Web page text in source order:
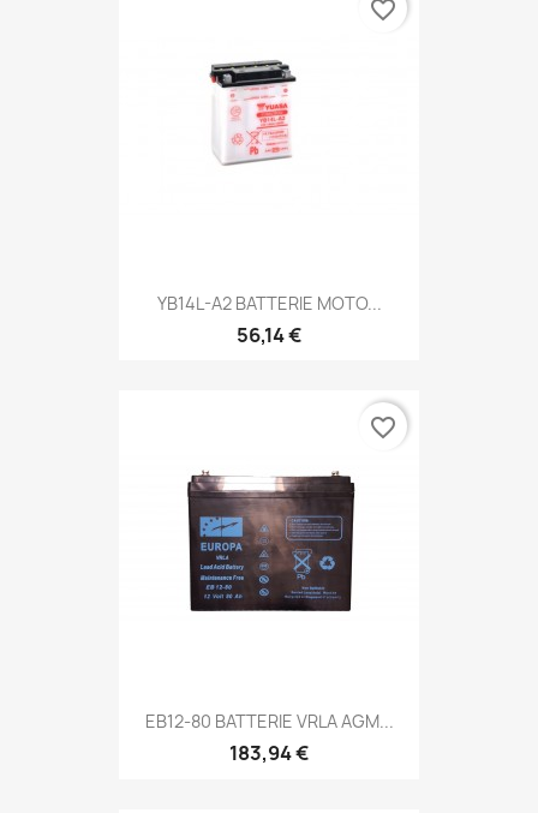
YB14L-A2 BATTERIE MOTO...
56,14 €
favorite_border
EB12-80 BATTERIE VRLA AGM...
183,94 €
favorite_border